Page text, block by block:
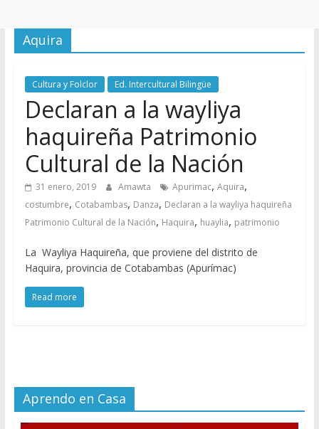
Aquira
Cultura y Folclor Ed. Intercultural Bilingüe
Declaran a la wayliya
haquireña Patrimonio
Cultural de la Nación
31 enero, 2019 Amawta Apurimac, Aquira,
costumbre, Cotabambas, Danza, Declaran a la wayliya haquireña
Patrimonio Cultural de la Nación, Haquira, huaylia, patrimonio
La Wayliya Haquireña, que proviene del distrito de
Haquira, provincia de Cotabambas (Apurímac)
Read more
Aprendo en Casa